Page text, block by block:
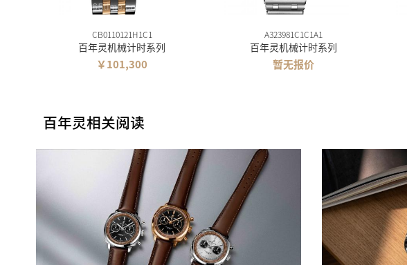
CB0110121H1C1
百年灵机械计时系列
￥101,300
A323981C1C1A1
百年灵机械计时系列
暂无报价
百年灵相关阅读